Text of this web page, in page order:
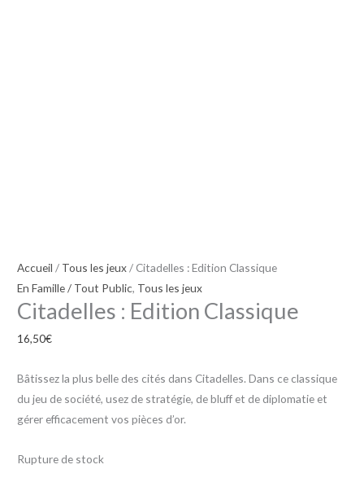
Accueil / Tous les jeux/ Citadelles : Edition Classique
En Famille / Tout Public, Tous les jeux
Citadelles : Edition Classique
16,50€
Bâtissez la plus belle des cités dans Citadelles. Dans ce classique
du jeu de société, usez de stratégie, de bluff et de diplomatie et
gérer efficacement vos pièces d’or.
Rupture de stock